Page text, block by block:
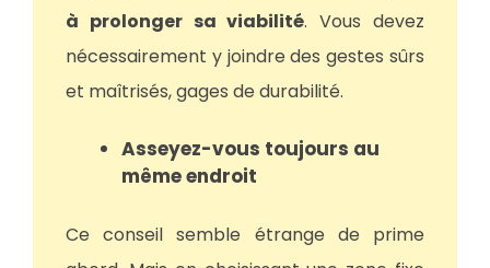
à prolonger sa viabilité. Vous devez
nécessairement y joindre des gestes sûrs
et maîtrisés, gages de durabilité.
Asseyez-vous toujours au
même endroit
Ce conseil semble étrange de prime